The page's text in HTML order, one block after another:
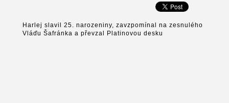
Harlej slavil 25. narozeniny, zavzpomínal na zesnulého
Vláďu Šafránka a převzal Platinovou desku